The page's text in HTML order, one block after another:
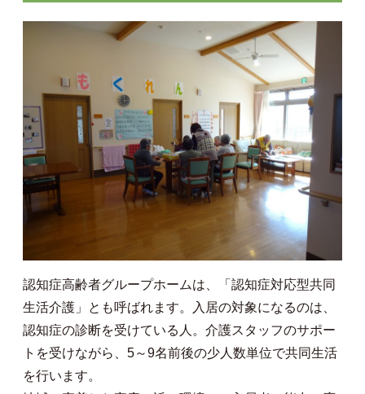
認知症高齢者グループホームは、「認知症対応型共同
生活介護」とも呼ばれます。入居の対象になるのは、
認知症の診断を受けている人。介護スタッフのサポー
トを受けながら、5～9名前後の少人数単位で共同生活
を行います。